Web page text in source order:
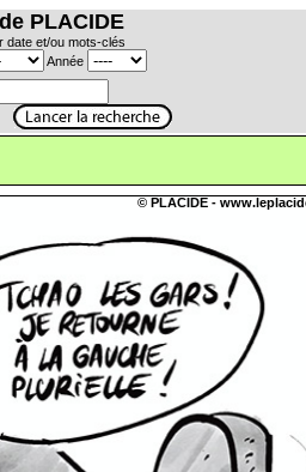
PLACIDE
date et/ou mots-clés
Année
© PLACIDE -